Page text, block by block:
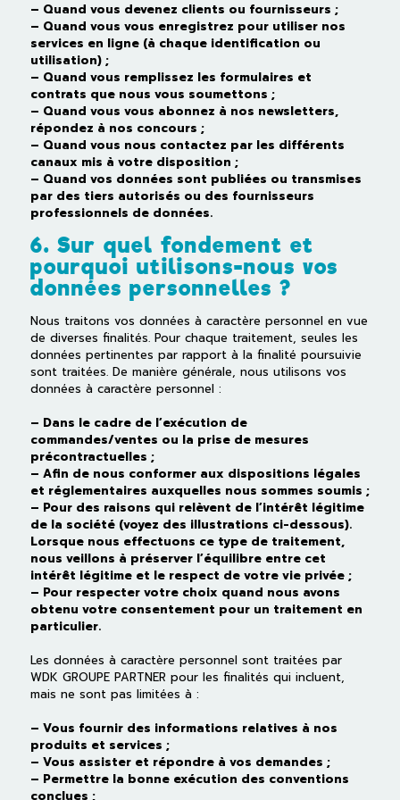
– Quand vous devenez clients ou fournisseurs ;
– Quand vous vous enregistrez pour utiliser nos
services en ligne (à chaque identification ou
utilisation) ;
– Quand vous remplissez les formulaires et
contrats que nous vous soumettons ;
– Quand vous vous abonnez à nos newsletters,
répondez à nos concours ;
– Quand vous nous contactez par les différents
canaux mis à votre disposition ;
– Quand vos données sont publiées ou transmises
par des tiers autorisés ou des fournisseurs
professionnels de données.
6. Sur quel fondement et
pourquoi utilisons-nous vos
données personnelles ?
Nous traitons vos données à caractère personnel en vue
de diverses finalités. Pour chaque traitement, seules les
données pertinentes par rapport à la finalité poursuivie
sont traitées. De manière générale, nous utilisons vos
données à caractère personnel :
– Dans le cadre de l’exécution de
commandes/ventes ou la prise de mesures
précontractuelles ;
– Afin de nous conformer aux dispositions légales
et réglementaires auxquelles nous sommes soumis ;
– Pour des raisons qui relèvent de l’intérêt légitime
de la société (voyez des illustrations ci-dessous).
Lorsque nous effectuons ce type de traitement,
nous veillons à préserver l’équilibre entre cet
intérêt légitime et le respect de votre vie privée ;
– Pour respecter votre choix quand nous avons
obtenu votre consentement pour un traitement en
particulier.
Les données à caractère personnel sont traitées par
WDK GROUPE PARTNER pour les finalités qui incluent,
mais ne sont pas limitées à :
– Vous fournir des informations relatives à nos
produits et services ;
– Vous assister et répondre à vos demandes ;
– Permettre la bonne exécution des conventions
conclues ;